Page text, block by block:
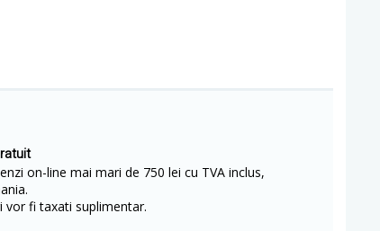
on-line mai mari de 750 lei cu TVA inclus,
vor fi taxati suplimentar.